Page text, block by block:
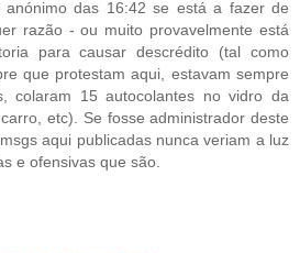
anónimo das 16:42 se está a fazer de
razão - ou muito provavelmente está
para causar descrédito (tal como
que protestam aqui, estavam sempre
colaram 15 autocolantes no vidro da
etc). Se fosse administrador deste
aqui publicadas nunca veriam a luz
e ofensivas que são.